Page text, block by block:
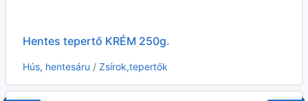
Hentes tepertő KRÉM 250g.
Hús, hentesáru / Zsírok,tepertők